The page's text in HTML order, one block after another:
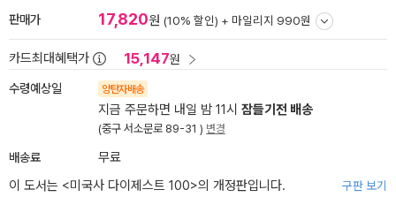
판매가 17,820원 (10% 할인) + 마일리지 990원
카드최대혜택가 15,147원
수령예상일 양탄자배송
지금 주문하면 내일 밤 11시 잠들기전 배송
(중구 서소문로 89-31 ) 변경
배송료
무료
이 도서는 <미국사 다이제스트 100>의 개정판입니다. 구판 보기